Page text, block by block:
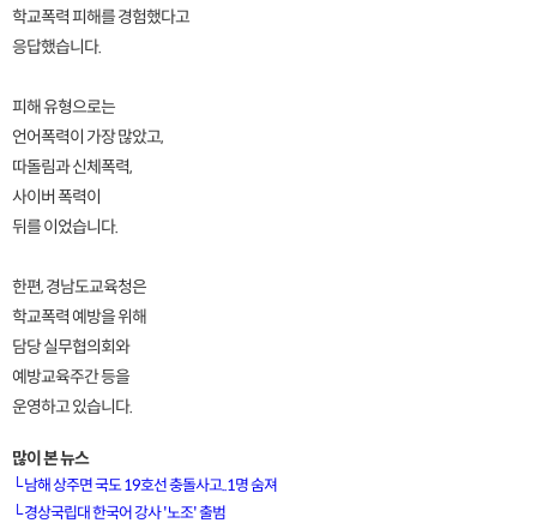
학교폭력 피해를 경험했다고
응답했습니다.
피해 유형으로는
언어폭력이 가장 많았고,
따돌림과 신체폭력,
사이버 폭력이
뒤를 이었습니다.
한편, 경남도교육청은
학교폭력 예방을 위해
담당 실무협의회와
예방교육주간 등을
운영하고 있습니다.
많이 본 뉴스
└남해 상주면 국도 19호선 충돌사고..1명 숨져
└경상국립대 한국어 강사 '노조' 출범